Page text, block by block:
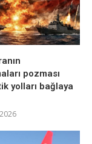
pozması
yolları bağlaya